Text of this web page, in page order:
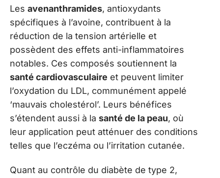
Les avenanthramides, antioxydants
spécifiques à l’avoine, contribuent à la
réduction de la tension artérielle et
possèdent des effets anti-inflammatoires
notables. Ces composés soutiennent la
santé cardiovasculaire et peuvent limiter
l’oxydation du LDL, communément appelé
‘mauvais cholestérol’. Leurs bénéfices
s’étendent aussi à la santé de la peau, où
leur application peut atténuer des conditions
telles que l’eczéma ou l’irritation cutanée.
Quant au contrôle du diabète de type 2,